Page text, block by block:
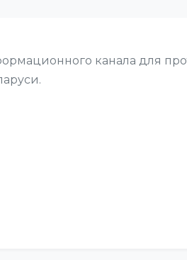
канала для